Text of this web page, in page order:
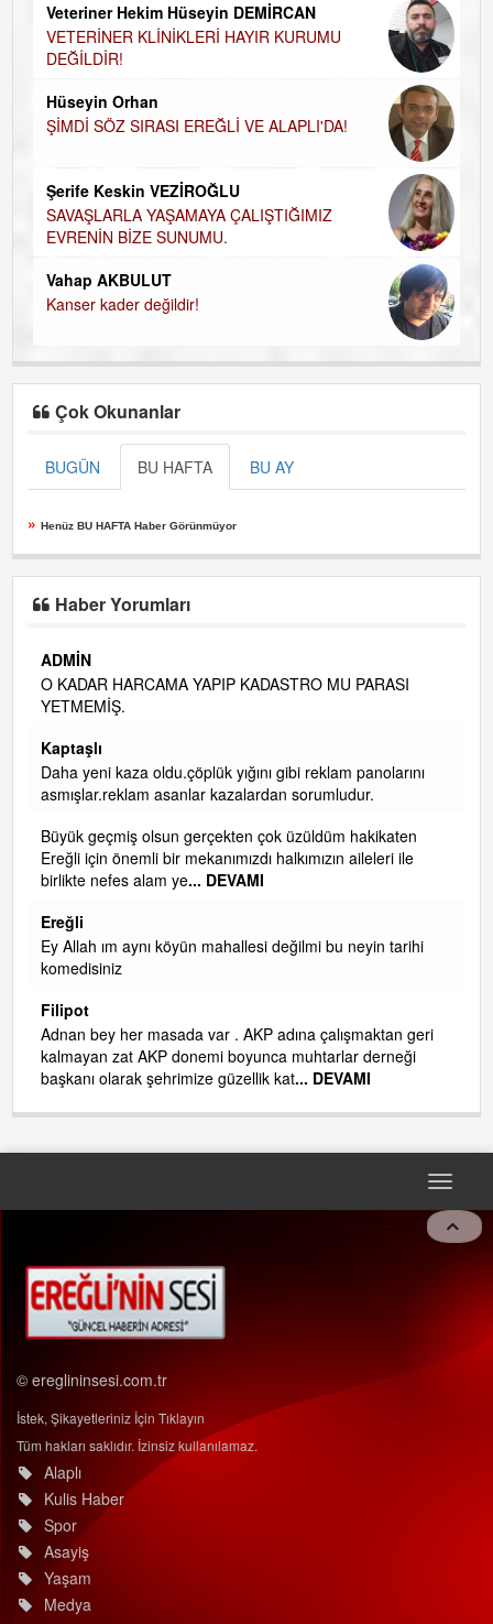
Veteriner Hekim Hüseyin DEMİRCAN
VETERİNER KLİNİKLERİ HAYIR KURUMU
DEĞİLDİR!
Hüseyin Orhan
ŞİMDİ SÖZ SIRASI EREĞLİ VE ALAPLI'DA!
Şerife Keskin VEZİROĞLU
SAVAŞLARLA YAŞAMAYA ÇALIŞTIĞIMIZ
EVRENİN BİZE SUNUMU.
Vahap AKBULUT
Kanser kader değildir!
Çok Okunanlar
BUGÜN BU HAFTA BU AY
» Henüz BU HAFTA Haber Görünmüyor
Haber Yorumları
ADMİN
O KADAR HARCAMA YAPIP KADASTRO MU PARASI
YETMEMİŞ.
Kaptaşlı
Daha yeni kaza oldu.çöplük yığını gibi reklam panolarını
asmışlar.reklam asanlar kazalardan sorumludur.
Büyük geçmiş olsun gerçekten çok üzüldüm hakikaten
Ereğli için önemli bir mekanımızdı halkımızın aileleri ile
birlikte nefes alam ye... DEVAMI
Ereğli
Ey Allah ım aynı köyün mahallesi değilmi bu neyin tarihi
komedisiniz
Filipot
Adnan bey her masada var . AKP adına çalışmaktan geri
kalmayan zat AKP donemi boyunca muhtarlar derneği
başkanı olarak şehrimize güzellik kat... DEVAMI
Toggle
© ereglininsesi.com.tr
İstek, Şikayetleriniz İçin Tıklayın
Tüm hakları saklıdır. İzinsiz kullanılamaz.
Alaplı
Kulis Haber
Spor
Asayiş
Yaşam
Medya